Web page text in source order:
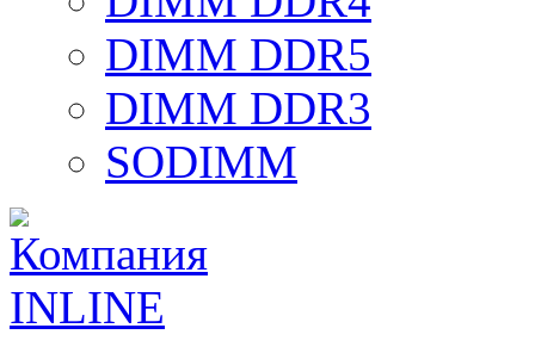
DIMM DDR5
DIMM DDR3
SODIMM